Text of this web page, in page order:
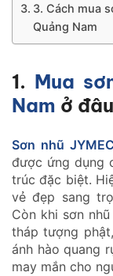
3. Cách mua
Quảng Nam
1. Mua
Nam ở
Sơn nhũ JYMEC
được ứng dụng
trúc đặc biệt.
vẻ đẹp sang
Còn khi sơn
tháp tượng
ánh hào quang
may mắn cho